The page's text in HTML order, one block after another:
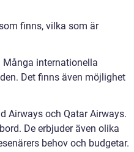
finns, vilka som är
internationella
Det finns även möjlighet
Airways och Qatar Airways.
De erbjuder även olika
behov och budgetar.